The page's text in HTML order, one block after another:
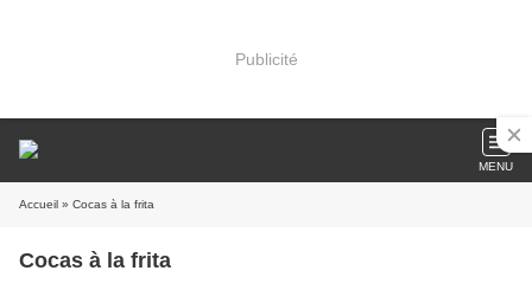
Publicité
MENU
Accueil » Cocas à la frita
Cocas à la frita